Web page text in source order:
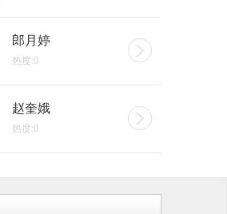
郎月婷
热度:0
赵奎娥
热度:0